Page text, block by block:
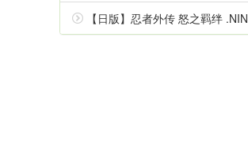
【日版】忍者外传 怒之羁绊 .NINJA GAIDEN Ragebound 中文